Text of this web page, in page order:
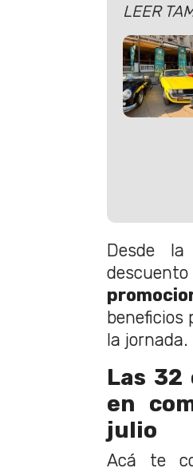
LEER
Desde
beneficios
la jornada.
Las 32
en
julio
Acá te